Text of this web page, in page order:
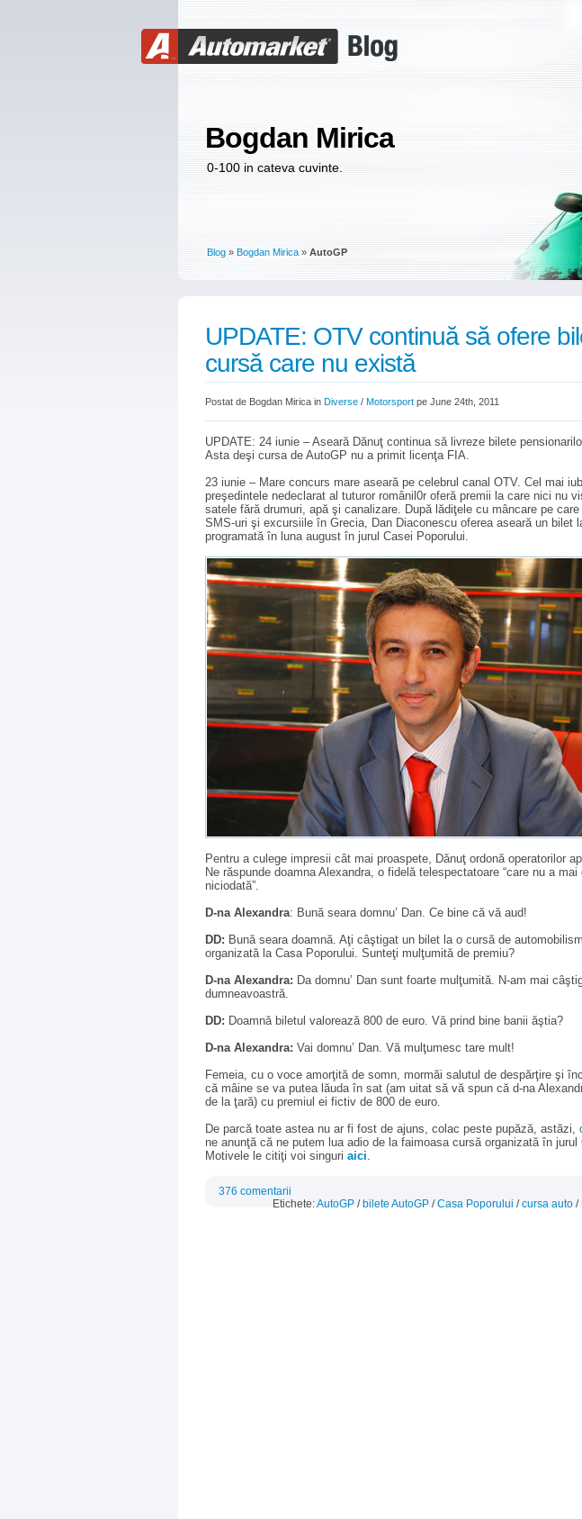
Bogdan Mirica
0-100 in cateva cuvinte.
Blog » Bogdan Mirica » AutoGP
UPDATE: OTV continuă să ofere
cursă care nu există
Postat de Bogdan Mirica in Diverse / Motorsport pe June 24th, 2011
UPDATE: 24 iunie – Aseară Dănuţ continua să livreze bilete
Asta deşi cursa de AutoGP nu a primit licenţa FIA.
23 iunie – Mare concurs mare aseară pe celebrul canal OTV. Cel mai
preşedintele nedeclarat al tuturor românil0r oferă premii la care nici nu
satele fără drumuri, apă şi canalizare. După lădiţele cu mâncare pe
SMS-uri şi excursiile în Grecia, Dan Diaconescu oferea aseară un bilet
programată în luna august în jurul Casei Poporului.
Pentru a culege impresii cât mai proaspete, Dănuţ ordonă operatorilor
Ne răspunde doamna Alexandra, o fidelă telespectatoare “care nu a
niciodată”.
D-na Alexandra: Bună seara domnu’ Dan. Ce bine că vă aud!
DD: Bună seara doamnă. Aţi câştigat un bilet la o cursă de
organizată la Casa Poporului. Sunteţi mulţumită de premiu?
D-na Alexandra: Da domnu’ Dan sunt foarte mulţumită. N-am mai
dumneavoastră.
DD: Doamnă biletul valorează 800 de euro. Vă prind bine banii ăştia?
D-na Alexandra: Vai domnu’ Dan. Vă mulţumesc tare mult!
Femeia, cu o voce amorţită de somn, mormăi salutul de despărţire şi
că mâine se va putea lăuda în sat (am uitat să vă spun că d-na
de la ţară) cu premiul ei fictiv de 800 de euro.
De parcă toate astea nu ar fi fost de ajuns, colac peste pupăză, astăzi,
ne anunţă că ne putem lua adio de la faimoasa cursă organizată în jurul
Motivele le citiţi voi singuri aici.
376 comentarii
Etichete:AutoGP / bilete AutoGP /Casa Poporului /cursa auto /